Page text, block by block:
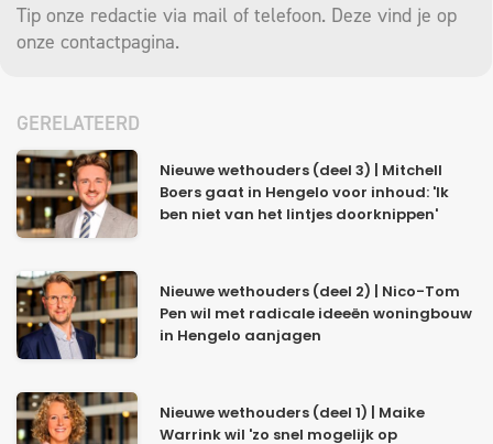
Tip onze redactie via mail of telefoon. Deze vind je op
onze contactpagina.
GERELATEERD
Nieuwe wethouders (deel 3) | Mitchell
Boers gaat in Hengelo voor inhoud: 'Ik
ben niet van het lintjes doorknippen'
Nieuwe wethouders (deel 2) | Nico-Tom
Pen wil met radicale ideeën woningbouw
in Hengelo aanjagen
Nieuwe wethouders (deel 1) | Maike
Warrink wil 'zo snel mogelijk op